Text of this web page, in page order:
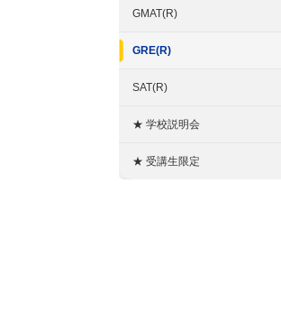
GMAT(R)
GRE(R)
SAT(R)
★ 学校説明会
★ 受講生限定